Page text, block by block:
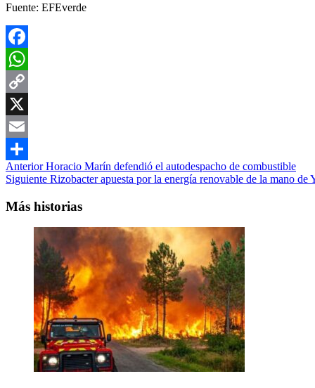
Fuente: EFEverde
Facebook
WhatsApp
Copy
Link
X
Email
Compartir
Navegación
de
entradas
AnteriorHoracio Marín defendió el autodespacho de combustible
Siguiente Rizobacter apuesta por la energía renovable de la mano de
Más historias